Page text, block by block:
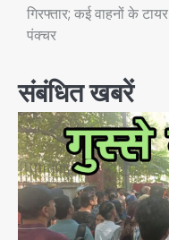
गिरफ्तार; कई वाहनों के टायर
पंक्चर
संबंधित खबरें